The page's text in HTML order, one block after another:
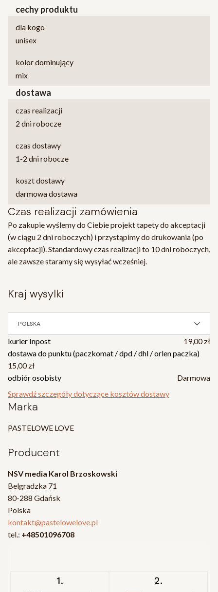
cechy produktu
dla kogo
unisex
kolor dominujący
mix
dostawa
czas realizacji
2 dni robocze
czas dostawy
1-2 dni robocze
koszt dostawy
darmowa dostawa
Czas realizacji zamówienia
Po zakupie wyślemy do Ciebie projekt tapety do akceptacji
(w ciągu 2 dni roboczych) i przystąpimy do drukowania (po
akceptacji). Standardowy czas realizacji to 10 dni roboczych,
ale zawsze staramy się wysyłać wcześniej.
kraj wysylki
POLSKA
kurier Inpost
19,00 zł
dostawa do punktu (paczkomat / dpd / dhl / orlen paczka)
15,00 zł
odbiór osobisty
Darmowa
Sprawdź szczegóły dotyczące kosztów dostawy
Marka
PASTELOWE LOVE
Producent
NSV media Karol Brzoskowski
Belgradzka 71
80-288 Gdańsk
Polska
kontakt@pastelowelove.pl
tel.: +48501096708